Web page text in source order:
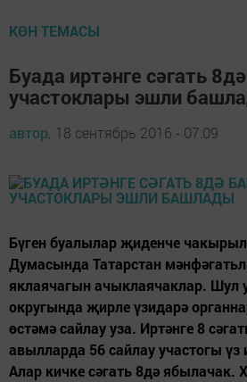
КӨН ТЕМАСЫ
Буада иртәнге сәгать
участоклары эшли
автор, 18 сентябрь 2016 - 07:09
Бүген буалылар җиденче
Думасында Татарстан
яклаячагын ачыклаячаклар. Шул
округында җирле үзидарә
өстәмә сайлау уза. Иртәнге 8
авылларда 56 сайлау участогы
Алар кичке сәгать 8дә ябылачак.